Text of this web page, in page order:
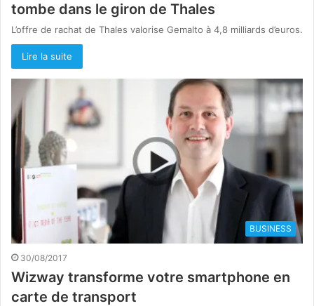
tombe dans le giron de Thales
L’offre de rachat de Thales valorise Gemalto à 4,8 milliards d’euros.
Lire la suite
BUSINESS
30/08/2017
Wizway transforme votre smartphone en
carte de transport